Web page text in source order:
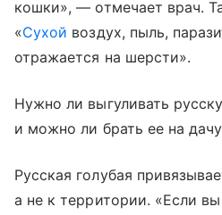
кошки», — отмечает врач.
«Сухой воздух, пыль,
отражается на шерсти».
Нужно ли выгуливать
и можно ли брать ее на
Русская голубая
а не к территории. «Если